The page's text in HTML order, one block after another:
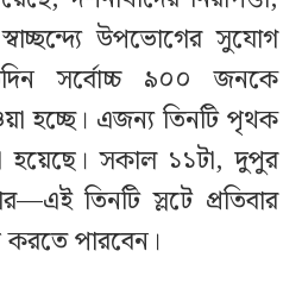
উপভোগের সুযোগ
সর্বোচ্চ ৯০০ জনকে
হচ্ছে। এজন্য তিনটি পৃথক
হয়েছে। সকাল ১১টা, দুপুর
তিনটি স্লটে প্রতিবার
পারবেন।